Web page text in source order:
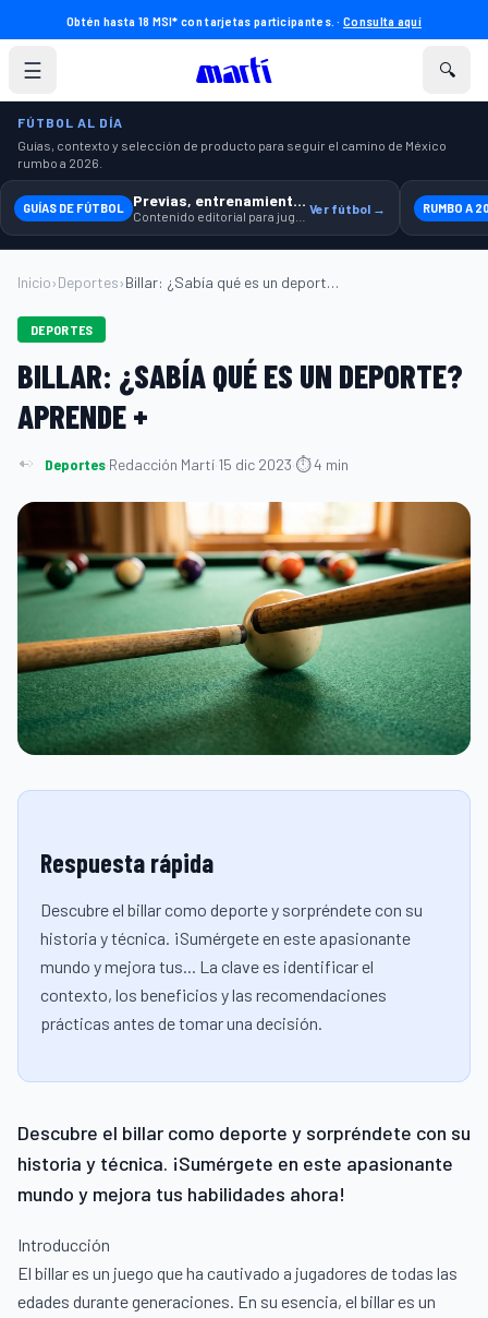
Obtén hasta 18 MSI* con tarjetas participantes. ·Consulta aquí
☰ 🔍
FÚTBOL AL DÍA
Guías, contexto y selección de producto para seguir el camino de México
rumbo a 2026.
GUÍAS DE FÚTBOL Previas, entrenamiento y producto Ver fútbol → RUMBO A
Inicio›Deportes› Billar: ¿Sabía qué es un deporte? Aprend...
DEPORTES
BILLAR: ¿SABÍA QUÉ ES UN DEPORTE?
APRENDE +
Deportes·Redacción Martí·15 dic 2023·⏱ 4 min
Respuesta rápida
Descubre el billar como deporte y sorpréndete con su
historia y técnica. ¡Sumérgete en este apasionante
mundo y mejora tus... La clave es identificar el
contexto, los beneficios y las recomendaciones
prácticas antes de tomar una decisión.
Descubre el billar como deporte y sorpréndete con su
historia y técnica. ¡Sumérgete en este apasionante
mundo y mejora tus habilidades ahora!
Introducción
El billar es un juego que ha cautivado a jugadores de todas las
edades durante generaciones. En su esencia, el billar es un